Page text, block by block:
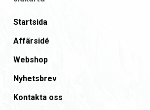
Startsida
Affärsidé
Webshop
Nyhetsbrev
Kontakta oss